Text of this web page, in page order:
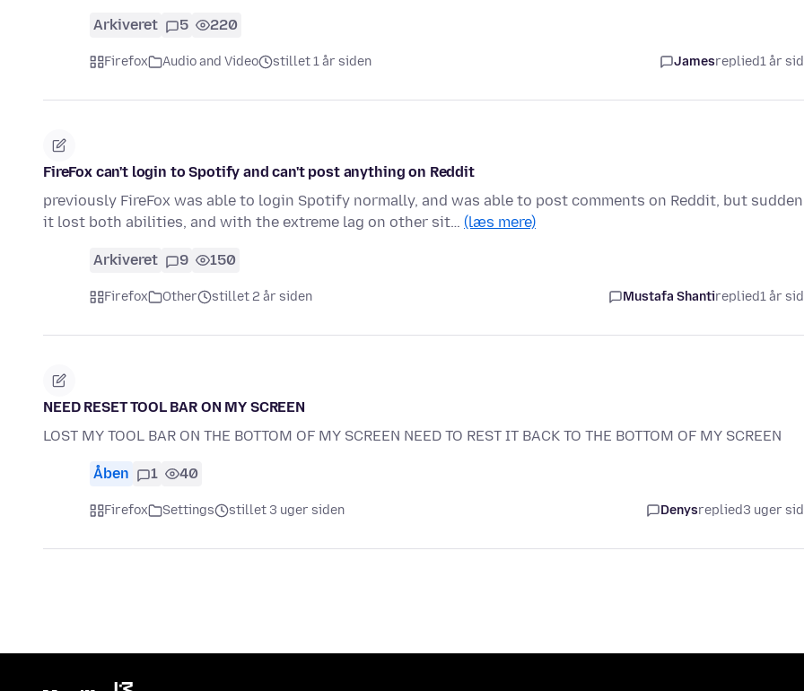
Arkiveret 5 220
Firefox Audio and Video stillet 1 år siden Jamesreplied1 år
FireFox can't login to Spotify and can't post anything on Reddit
previously FireFox was able to login Spotify normally, and was able to post comments on Reddit, but
it lost both abilities, and with the extreme lag on other sit… (læs mere)
Arkiveret 9 150
Firefox Other stillet 2 år siden Mustafa Shantireplied1 år
NEED RESET TOOL BAR ON MY SCREEN
LOST MY TOOL BAR ON THE BOTTOM OF MY SCREEN NEED TO REST IT BACK TO THE BOTTOM OF MY SCREEN
Åben 1 40
Firefox Settings stillet 3 uger siden Denysreplied3 uger